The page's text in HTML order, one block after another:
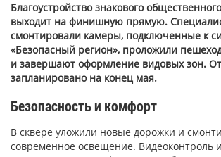
Благоустройство знакового
выходит на финишную прямую.
смонтировали камеры, подключенные к
«Безопасный регион», проложили
и завершают оформление видовых зон.
запланировано на конец мая.
Безопасность и комфорт
В сквере уложили новые дорожки и
современное освещение. Видеоконтроль